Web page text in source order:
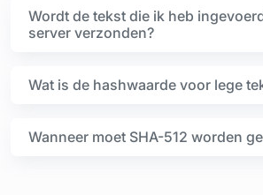
Wordt de tekst die ik heb
server verzonden?
Wat is de hashwaarde voor lege
Wanneer moet SHA-512 worden